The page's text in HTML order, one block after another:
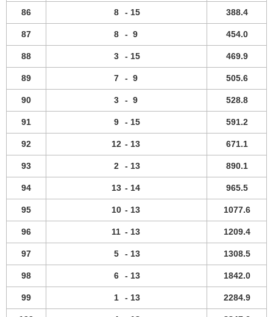
86 8 - 15 388.4
87 8 - 9 454.0
88 3 - 15 469.9
89 7 - 9 505.6
90 3 - 9 528.8
91 9 - 15 591.2
92 12 - 13 671.1
93 2 - 13 890.1
94 13 - 14 965.5
95 10 - 13 1077.6
96 11 - 13 1209.4
97 5 - 13 1308.5
98 6 - 13 1842.0
99 1 - 13 2284.9